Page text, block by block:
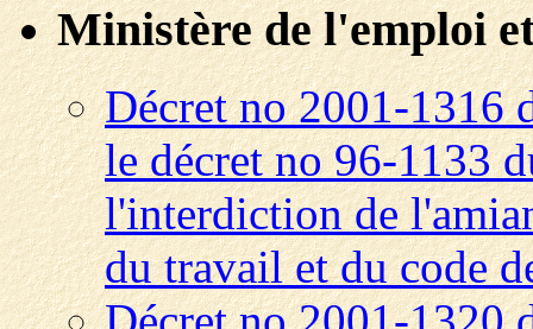
Ministère de l'emploi
Décret no 2001-1316
le décret no 96-1133
l'interdiction de
du travail et du code